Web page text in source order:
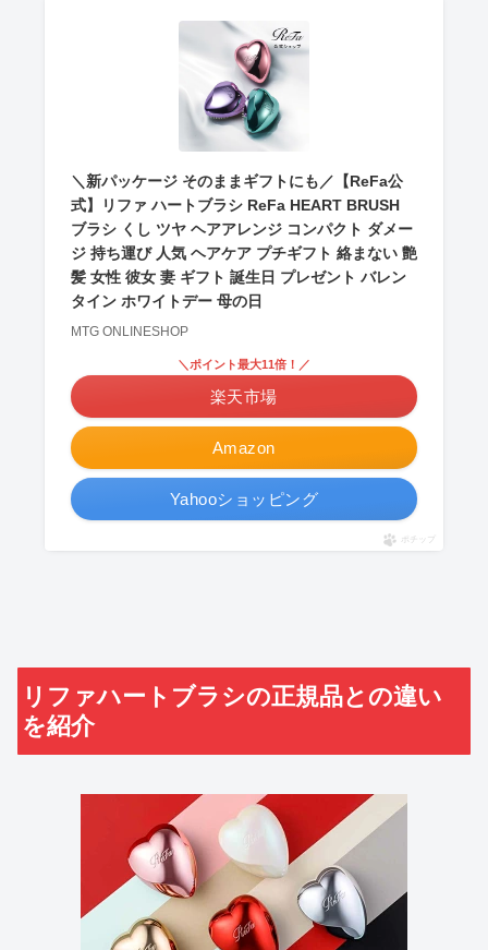
＼新パッケージ そのままギフトにも／【ReFa公
式】リファ ハートブラシ ReFa HEART BRUSH
ブラシ くし ツヤ ヘアアレンジ コンパクト ダメー
ジ 持ち運び 人気 ヘアケア プチギフト 絡まない 艶
髪 女性 彼女 妻 ギフト 誕生日 プレゼント バレン
タイン ホワイトデー 母の日
MTG ONLINESHOP
Amazon
＼ポイント最大11倍！／
楽天市場
Yahooショッピング
ポチップ
リファハートブラシの正規品との違い
を紹介